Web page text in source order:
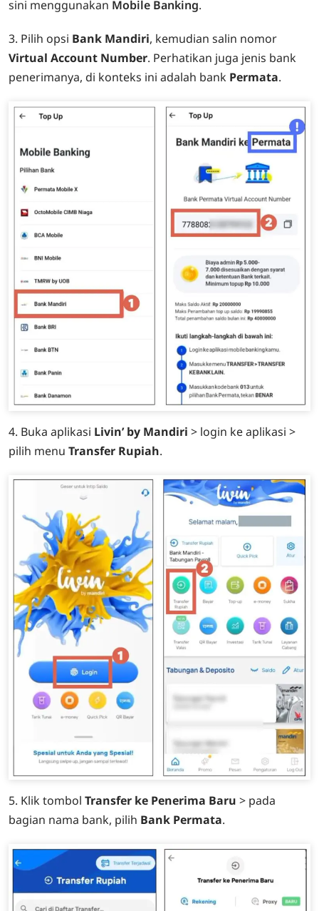
sini menggunakan Mobile Banking.
3. Pilih opsi Bank Mandiri, kemudian salin nomor
Virtual Account Number. Perhatikan juga jenis bank
penerimanya, di konteks ini adalah bank Permata.
4. Buka aplikasi Livin’ by Mandiri > login ke aplikasi >
pilih menu Transfer Rupiah.
5. Klik tombol Transfer ke Penerima Baru > pada
bagian nama bank, pilih Bank Permata.